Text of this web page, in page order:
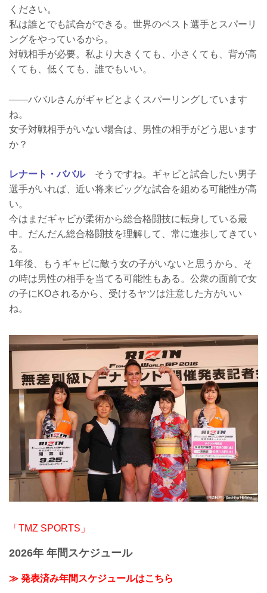
ください。
私は誰とでも試合ができる。世界のベスト選手とスパーリ
ングをやっているから。
対戦相手が必要。私より大きくても、小さくても、背が高
くても、低くても、誰でもいい。
――ババルさんがギャビとよくスパーリングしています
ね。
女子対戦相手がいない場合は、男性の相手がどう思います
か？
レナート・ババルそうですね。ギャビと試合したい男子
選手がいれば、近い将来ビッグな試合を組める可能性が高
い。
今はまだギャビが柔術から総合格闘技に転身している最
中。だんだん総合格闘技を理解して、常に進歩してきてい
る。
1年後、もうギャビに敵う女の子がいないと思うから、そ
の時は男性の相手を当てる可能性もある。公衆の面前で女
の子にKOされるから、受けるヤツは注意した方がいい
ね。
「TMZ SPORTS」
2026年 年間スケジュール
≫ 発表済み年間スケジュールはこちら